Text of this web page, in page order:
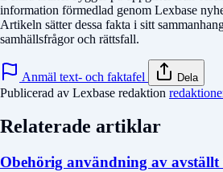
information förmedlad genom Lexbase
Artikeln sätter dessa fakta i sitt
samhällsfrågor och rättsfall.
Anmäl text- och faktafel Dela
Publicerad av Lexbase redaktion
Relaterade artiklar
Obehörig användning av